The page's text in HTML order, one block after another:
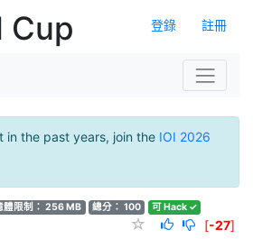
登錄 註冊
Cup
in the past years, join the IOI 2026
體限制： 256 MB 總分： 100 可 Hack ✓
[-27]